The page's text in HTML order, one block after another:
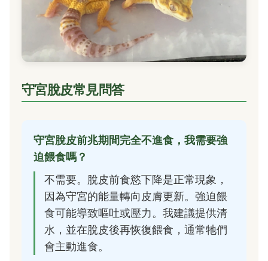
守宮脫皮常見問答
守宮脫皮前兆期間完全不進食，我需要強
迫餵食嗎？
不需要。脫皮前食慾下降是正常現象，
因為守宮的能量轉向皮膚更新。強迫餵
食可能導致嘔吐或壓力。我建議提供清
水，並在脫皮後再恢復餵食，通常牠們
會主動進食。